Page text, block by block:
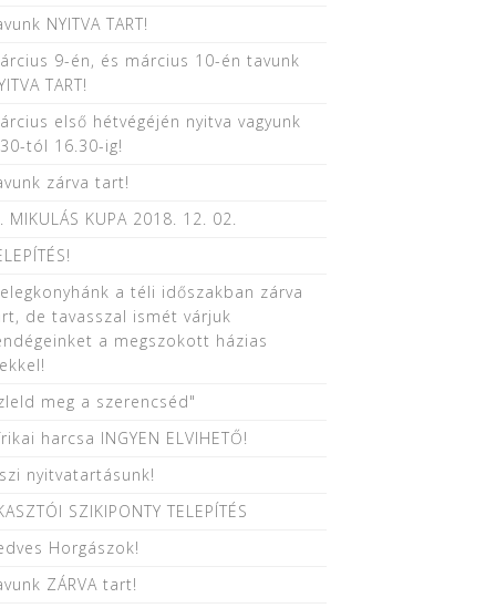
NYITVA TART!
9-én, és március 10-én tavunk
TART!
első hétvégéjén nyitva vagyunk
tól 16.30-ig!
zárva tart!
MIKULÁS KUPA 2018. 12. 02.
a téli időszakban zárva
de tavasszal ismét várjuk
a megszokott házias
meg a szerencséd"
harcsa INGYEN ELVIHETŐ!
nyitvatartásunk!
SZIKIPONTY TELEPÍTÉS
Horgászok!
ZÁRVA tart!